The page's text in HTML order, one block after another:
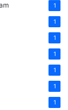
1
1
1
1
1
1
1